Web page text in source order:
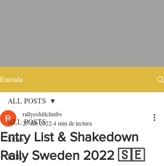
Entrada
ALL POSTS
Skins
Rally
ALL POSTS
Entry List & Shakedown
Rally Sweden 2022 🇸🇪
rallyeshillclimbs
25 feb 20224 min de lectura